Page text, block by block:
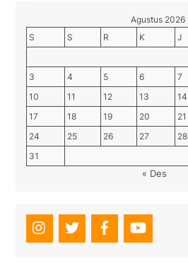
Agustus 2026
S
S R K J
3
4 5 6 7
10
11 12 13 14
17
18 19 20 21
24
25 26 27 28
31
« Des